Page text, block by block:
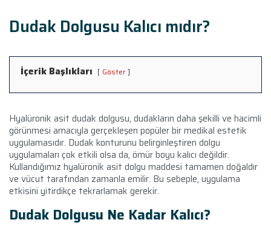
Dudak Dolgusu Kalıcı mıdır?
İçerik Başlıkları Göster
Hyalüronik asit dudak dolgusu, dudakların daha şekilli ve hacimli
görünmesi amacıyla gerçekleşen popüler bir medikal estetik
uygulamasıdır. Dudak konturunu belirginleştiren dolgu
uygulamaları çok etkili olsa da, ömür boyu kalıcı değildir.
Kullandığımız hyalüronik asit dolgu maddesi tamamen doğaldır
ve vücut tarafından zamanla emilir. Bu sebeple, uygulama
etkisini yitirdikçe tekrarlamak gerekir.
Dudak Dolgusu Ne Kadar Kalıcı?